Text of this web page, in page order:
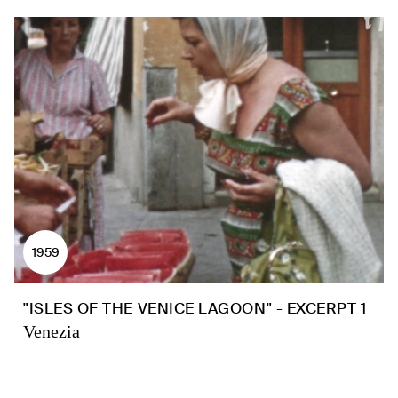
1959
"ISLES OF THE VENICE LAGOON" - EXCERPT 1
Venezia